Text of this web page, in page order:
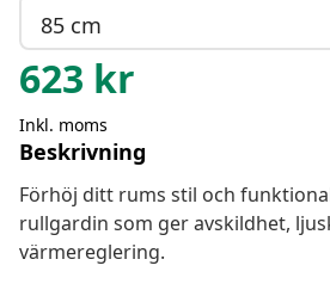
85 cm
623 kr
Inkl. moms
Beskrivning
Förhöj ditt rums stil och
rullgardin som ger avskildhet,
värmereglering.